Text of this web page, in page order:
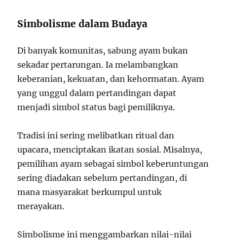
Simbolisme dalam Budaya
Di banyak komunitas, sabung ayam bukan
sekadar pertarungan. Ia melambangkan
keberanian, kekuatan, dan kehormatan. Ayam
yang unggul dalam pertandingan dapat
menjadi simbol status bagi pemiliknya.
Tradisi ini sering melibatkan ritual dan
upacara, menciptakan ikatan sosial. Misalnya,
pemilihan ayam sebagai simbol keberuntungan
sering diadakan sebelum pertandingan, di
mana masyarakat berkumpul untuk
merayakan.
Simbolisme ini menggambarkan nilai-nilai